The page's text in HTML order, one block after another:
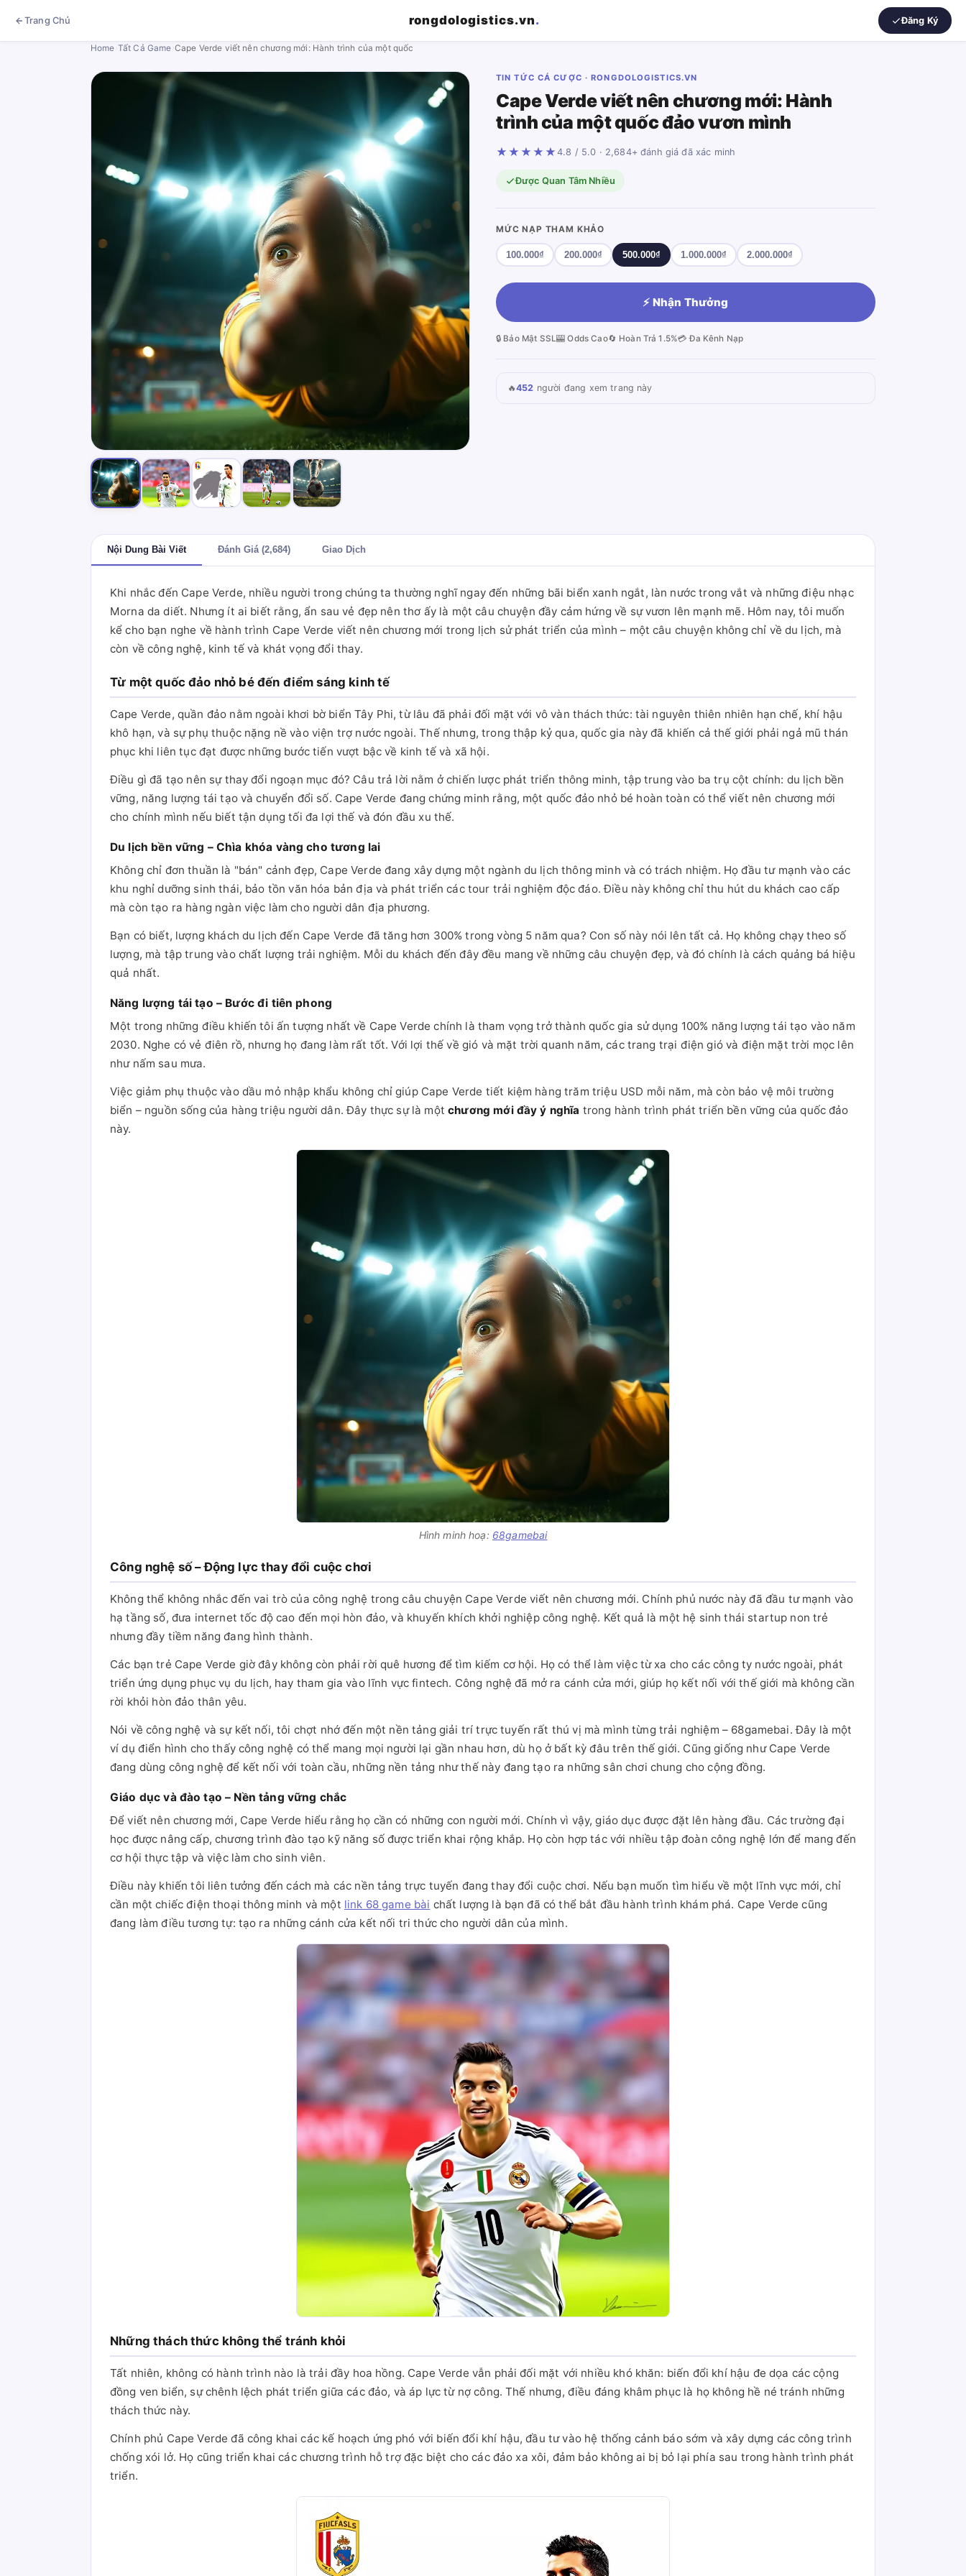
Trang Chủ rongdologistics.vn. Đăng Ký
Home Tất Cả Game Cape Verde viết nên chương mới: Hành trình của một quốc
TIN TỨC CÁ CƯỢC · RONGDOLOGISTICS.VN
Cape Verde viết nên chương mới: Hành
trình của một quốc đảo vươn mình
★★★★★ 4.8 / 5.0 · 2,684+ đánh giá đã xác minh
Được Quan Tâm Nhiều
MỨC NẠP THAM KHẢO
100.000₫ 200.000₫ 500.000₫ 1.000.000₫ 2.000.000₫
⚡ Nhận Thưởng
🔒 Bảo Mật SSL🎰 Odds Cao🔄 Hoàn Trả 1.5%💳 Đa Kênh Nạp
🔥452 người đang xem trang này
Nội Dung Bài Viết Đánh Giá (2,684) Giao Dịch
Khi nhắc đến Cape Verde, nhiều người trong chúng ta thường nghĩ ngay đến những bãi biển xanh ngắt, làn nước trong vắt và những điệu nhạc
Morna da diết. Nhưng ít ai biết rằng, ẩn sau vẻ đẹp nên thơ ấy là một câu chuyện đầy cảm hứng về sự vươn lên mạnh mẽ. Hôm nay, tôi muốn
kể cho bạn nghe về hành trình Cape Verde viết nên chương mới trong lịch sử phát triển của mình – một câu chuyện không chỉ về du lịch, mà
còn về công nghệ, kinh tế và khát vọng đổi thay.
Từ một quốc đảo nhỏ bé đến điểm sáng kinh tế
Cape Verde, quần đảo nằm ngoài khơi bờ biển Tây Phi, từ lâu đã phải đối mặt với vô vàn thách thức: tài nguyên thiên nhiên hạn chế, khí hậu
khô hạn, và sự phụ thuộc nặng nề vào viện trợ nước ngoài. Thế nhưng, trong thập kỷ qua, quốc gia này đã khiến cả thế giới phải ngả mũ thán
phục khi liên tục đạt được những bước tiến vượt bậc về kinh tế và xã hội.
Điều gì đã tạo nên sự thay đổi ngoạn mục đó? Câu trả lời nằm ở chiến lược phát triển thông minh, tập trung vào ba trụ cột chính: du lịch bền
vững, năng lượng tái tạo và chuyển đổi số. Cape Verde đang chứng minh rằng, một quốc đảo nhỏ bé hoàn toàn có thể viết nên chương mới
cho chính mình nếu biết tận dụng tối đa lợi thế và đón đầu xu thế.
Du lịch bền vững – Chìa khóa vàng cho tương lai
Không chỉ đơn thuần là "bán" cảnh đẹp, Cape Verde đang xây dựng một ngành du lịch thông minh và có trách nhiệm. Họ đầu tư mạnh vào các
khu nghỉ dưỡng sinh thái, bảo tồn văn hóa bản địa và phát triển các tour trải nghiệm độc đáo. Điều này không chỉ thu hút du khách cao cấp
mà còn tạo ra hàng ngàn việc làm cho người dân địa phương.
Bạn có biết, lượng khách du lịch đến Cape Verde đã tăng hơn 300% trong vòng 5 năm qua? Con số này nói lên tất cả. Họ không chạy theo số
lượng, mà tập trung vào chất lượng trải nghiệm. Mỗi du khách đến đây đều mang về những câu chuyện đẹp, và đó chính là cách quảng bá hiệu
quả nhất.
Năng lượng tái tạo – Bước đi tiên phong
Một trong những điều khiến tôi ấn tượng nhất về Cape Verde chính là tham vọng trở thành quốc gia sử dụng 100% năng lượng tái tạo vào năm
2030. Nghe có vẻ điên rồ, nhưng họ đang làm rất tốt. Với lợi thế về gió và mặt trời quanh năm, các trang trại điện gió và điện mặt trời mọc lên
như nấm sau mưa.
Việc giảm phụ thuộc vào dầu mỏ nhập khẩu không chỉ giúp Cape Verde tiết kiệm hàng trăm triệu USD mỗi năm, mà còn bảo vệ môi trường
biển – nguồn sống của hàng triệu người dân. Đây thực sự là mộtchương mới đầy ý nghĩa trong hành trình phát triển bền vững của quốc đảo
này.
Hình minh hoạ: 68gamebai
Công nghệ số – Động lực thay đổi cuộc chơi
Không thể không nhắc đến vai trò của công nghệ trong câu chuyện Cape Verde viết nên chương mới. Chính phủ nước này đã đầu tư mạnh vào
hạ tầng số, đưa internet tốc độ cao đến mọi hòn đảo, và khuyến khích khởi nghiệp công nghệ. Kết quả là một hệ sinh thái startup non trẻ
nhưng đầy tiềm năng đang hình thành.
Các bạn trẻ Cape Verde giờ đây không còn phải rời quê hương để tìm kiếm cơ hội. Họ có thể làm việc từ xa cho các công ty nước ngoài, phát
triển ứng dụng phục vụ du lịch, hay tham gia vào lĩnh vực fintech. Công nghệ đã mở ra cánh cửa mới, giúp họ kết nối với thế giới mà không cần
rời khỏi hòn đảo thân yêu.
Nói về công nghệ và sự kết nối, tôi chợt nhớ đến một nền tảng giải trí trực tuyến rất thú vị mà mình từng trải nghiệm – 68gamebai. Đây là một
ví dụ điển hình cho thấy công nghệ có thể mang mọi người lại gần nhau hơn, dù họ ở bất kỳ đâu trên thế giới. Cũng giống như Cape Verde
đang dùng công nghệ để kết nối với toàn cầu, những nền tảng như thế này đang tạo ra những sân chơi chung cho cộng đồng.
Giáo dục và đào tạo – Nền tảng vững chắc
Để viết nên chương mới, Cape Verde hiểu rằng họ cần có những con người mới. Chính vì vậy, giáo dục được đặt lên hàng đầu. Các trường đại
học được nâng cấp, chương trình đào tạo kỹ năng số được triển khai rộng khắp. Họ còn hợp tác với nhiều tập đoàn công nghệ lớn để mang đến
cơ hội thực tập và việc làm cho sinh viên.
Điều này khiến tôi liên tưởng đến cách mà các nền tảng trực tuyến đang thay đổi cuộc chơi. Nếu bạn muốn tìm hiểu về một lĩnh vực mới, chỉ
cần một chiếc điện thoại thông minh và một link 68 game bài chất lượng là bạn đã có thể bắt đầu hành trình khám phá. Cape Verde cũng
đang làm điều tương tự: tạo ra những cánh cửa kết nối tri thức cho người dân của mình.
Những thách thức không thể tránh khỏi
Tất nhiên, không có hành trình nào là trải đầy hoa hồng. Cape Verde vẫn phải đối mặt với nhiều khó khăn: biến đổi khí hậu đe dọa các cộng
đồng ven biển, sự chênh lệch phát triển giữa các đảo, và áp lực từ nợ công. Thế nhưng, điều đáng khâm phục là họ không hề né tránh những
thách thức này.
Chính phủ Cape Verde đã công khai các kế hoạch ứng phó với biến đổi khí hậu, đầu tư vào hệ thống cảnh báo sớm và xây dựng các công trình
chống xói lở. Họ cũng triển khai các chương trình hỗ trợ đặc biệt cho các đảo xa xôi, đảm bảo không ai bị bỏ lại phía sau trong hành trình phát
triển.